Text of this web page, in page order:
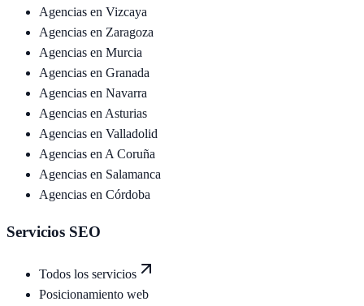
Agencias en Vizcaya
Agencias en Zaragoza
Agencias en Murcia
Agencias en Granada
Agencias en Navarra
Agencias en Asturias
Agencias en Valladolid
Agencias en A Coruña
Agencias en Salamanca
Agencias en Córdoba
Servicios SEO
Todos los servicios
Posicionamiento web